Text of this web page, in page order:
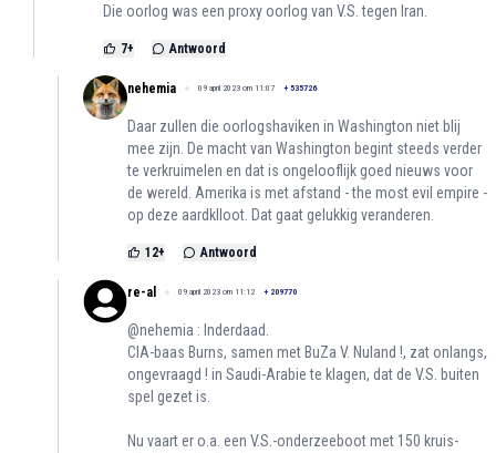
Die oorlog was een proxy oorlog van V.S. tegen Iran.
7+ Antwoord
nehemia 09 april 2023 om 11:07 + 535726
Daar zullen die oorlogshaviken in Washington niet blij
mee zijn. De macht van Washington begint steeds verder
te verkruimelen en dat is ongelooflijk goed nieuws voor
de wereld. Amerika is met afstand - the most evil empire -
op deze aardklloot. Dat gaat gelukkig veranderen.
12+ Antwoord
re-al 09 april 2023 om 11:12 + 209770
@nehemia : Inderdaad.
CIA-baas Burns, samen met BuZa V. Nuland !, zat onlangs,
ongevraagd ! in Saudi-Arabie te klagen, dat de V.S. buiten
spel gezet is.
Nu vaart er o.a. een V.S.-onderzeeboot met 150 kruis-